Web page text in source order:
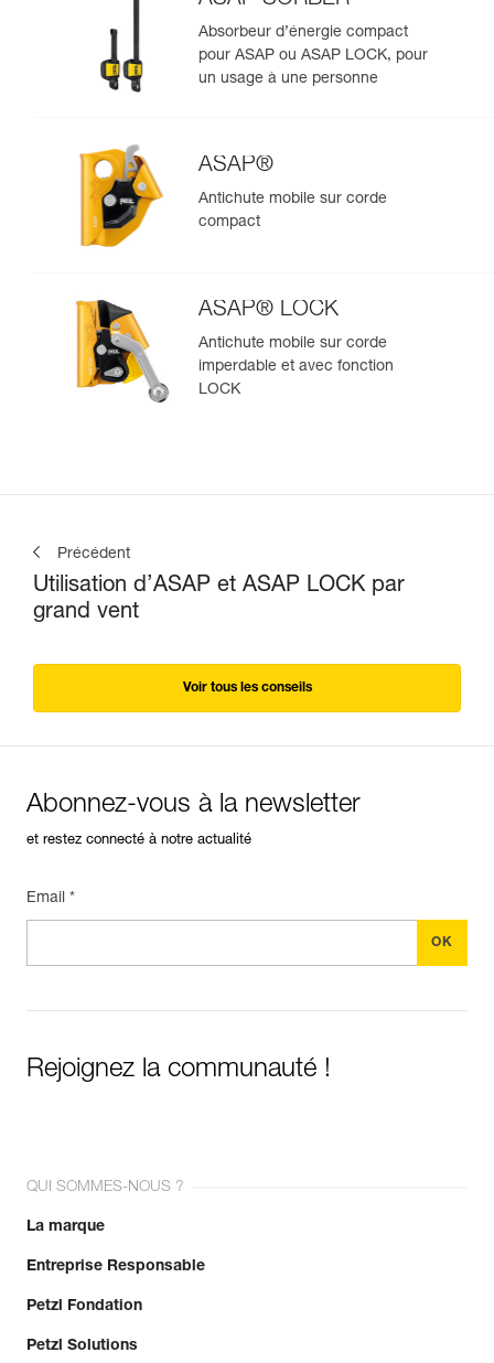
Absorbeur d’énergie compact
pour ASAP ou ASAP LOCK, pour
un usage à une personne
ASAP®
Antichute mobile sur corde
compact
ASAP® LOCK
Antichute mobile sur corde
imperdable et avec fonction
LOCK
Précédent
Utilisation d’ASAP et ASAP LOCK par
grand vent
Voir tous les conseils
Abonnez-vous à la newsletter
et restez connecté à notre actualité
Email *
Rejoignez la communauté !
QUI SOMMES-NOUS ?
La marque
Entreprise Responsable
Petzl Fondation
Petzl Solutions